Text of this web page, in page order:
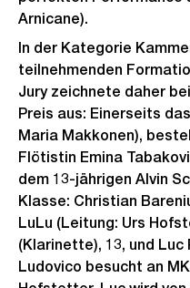
Arnicane).
In der Kategorie
teilnehmenden
Jury zeichnete daher
Preis aus: Einerseits
Maria Makkonen),
Flötistin Emina
dem 13-jährigen Alvin
Klasse: Christian
LuLu (Leitung: Urs
(Klarinette), 13, und Luc
Ludovico besucht an